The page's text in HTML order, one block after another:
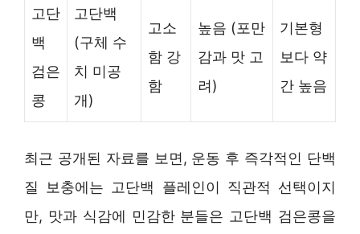
고단
백
검은
콩
고단백
(구체 수
치 미공
개)
고소
함 강
함
높음 (포만
감과 맛 고
려)
기본형
보다 약
간 높음
최근 공개된 자료를 보면, 운동 후 즉각적인 단백
질 보충에는 고단백 플레인이 직관적 선택이지
만, 맛과 식감에 민감한 분들은 고단백 검은콩을